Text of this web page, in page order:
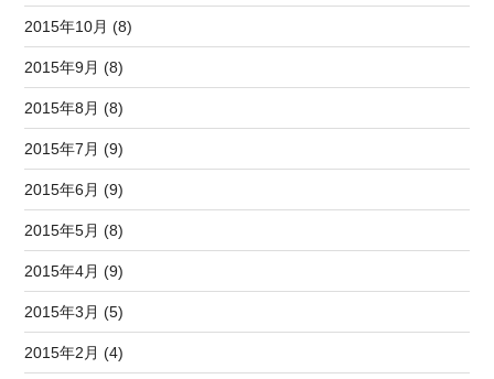
2015年10月 (8)
2015年9月 (8)
2015年8月 (8)
2015年7月 (9)
2015年6月 (9)
2015年5月 (8)
2015年4月 (9)
2015年3月 (5)
2015年2月 (4)